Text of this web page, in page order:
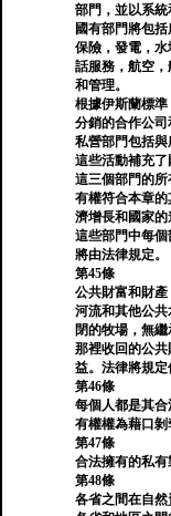
部門，並以系統
國有部門將包
保險，發電，
話服務，航空
和管理。
根據伊斯蘭標
分銷的合作公司
私營部門包括與
這些活動補充了
這三個部門的
有權符合本章
濟增長和國家的
這些部門中每
將由法律規定。
第45條
公共財富和財產
河流和其他公
閉的牧場，無
那裡收回的公
益。法律將規定
第46條
每個人都是其
有權權為藉口剝
第47條
合法擁有的私有
第48條
各省之間在自